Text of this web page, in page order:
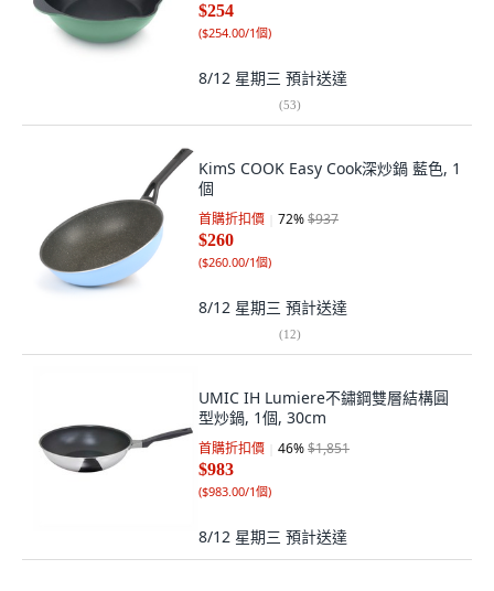
$254
($254.00/1個)
8/12 星期三 預計送達
(53)
KimS COOK Easy Cook深炒鍋 藍色, 1
個
首購折扣價 72%$937
$260
($260.00/1個)
8/12 星期三 預計送達
(12)
UMIC IH Lumiere不鏽鋼雙層結構圓
型炒鍋, 1個, 30cm
首購折扣價 46%$1,851
$983
($983.00/1個)
8/12 星期三 預計送達